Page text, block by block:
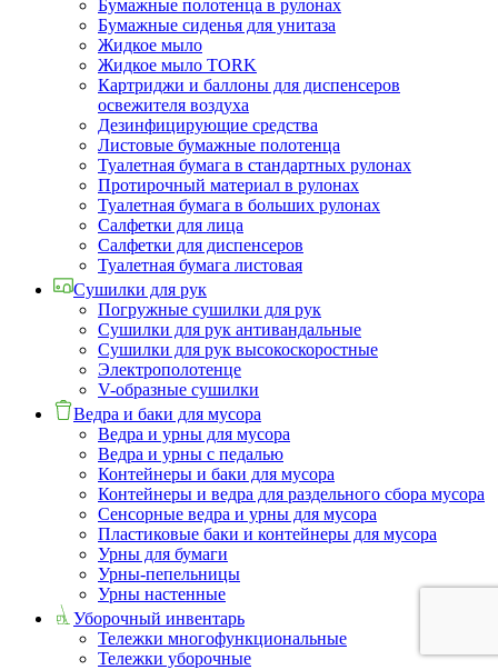
Бумажные полотенца в рулонах
Бумажные сиденья для унитаза
Жидкое мыло
Жидкое мыло TORK
Картриджи и баллоны для диспенсеров
освежителя воздуха
Дезинфицирующие средства
Листовые бумажные полотенца
Туалетная бумага в стандартных рулонах
Протирочный материал в рулонах
Туалетная бумага в больших рулонах
Салфетки для лица
Салфетки для диспенсеров
Туалетная бумага листовая
Сушилки для рук
Погружные сушилки для рук
Сушилки для рук антивандальные
Сушилки для рук высокоскоростные
Электрополотенце
V-образные сушилки
Ведра и баки для мусора
Ведра и урны для мусора
Ведра и урны с педалью
Контейнеры и баки для мусора
Контейнеры и ведра для раздельного сбора мусора
Сенсорные ведра и урны для мусора
Пластиковые баки и контейнеры для мусора
Урны для бумаги
Урны-пепельницы
Урны настенные
Уборочный инвентарь
Тележки многофункциональные
Тележки уборочные